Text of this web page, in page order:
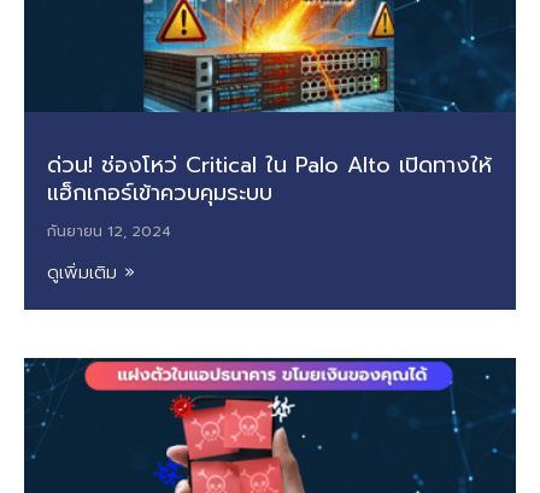
ด่วน! ช่องโหว่ Critical ใน Palo Alto เปิดทางให้
แฮ็กเกอร์เข้าควบคุมระบบ
กันยายน 12, 2024
ดูเพิ่มเติม »